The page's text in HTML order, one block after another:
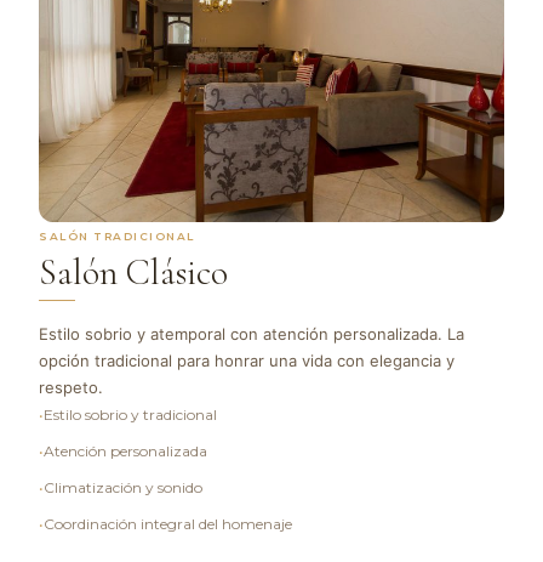
SALÓN TRADICIONAL
Salón Clásico
Estilo sobrio y atemporal con atención personalizada. La
opción tradicional para honrar una vida con elegancia y
respeto.
•Estilo sobrio y tradicional
•Atención personalizada
•Climatización y sonido
•Coordinación integral del homenaje